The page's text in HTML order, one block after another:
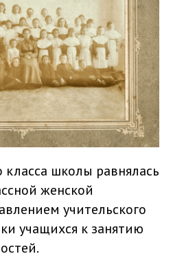
школы равнялась
женской
учительского
учащихся к занятию